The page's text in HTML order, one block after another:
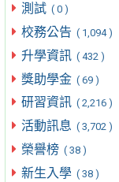
測試 ( 0 )
校務公告 ( 1,094 )
升學資訊 ( 432 )
獎助學金 ( 69 )
研習資訊 ( 2,216 )
活動訊息 ( 3,702 )
榮譽榜 ( 38 )
新生入學 ( 38 )